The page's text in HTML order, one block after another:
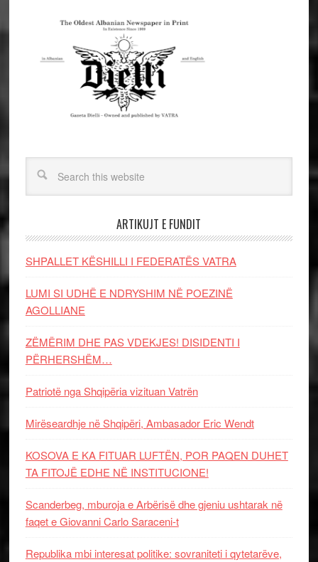
ARTIKUJT E FUNDIT
SHPALLET KËSHILLI I FEDERATËS VATRA
LUMI SI UDHË E NDRYSHIM NË POEZINË
AGOLLIANE
ZËMËRIM DHE PAS VDEKJES! DISIDENTI I
PËRHERSHËM…
Patriotë nga Shqipëria vizituan Vatrën
Mirëseardhje në Shqipëri, Ambasador Eric Wendt
KOSOVA E KA FITUAR LUFTËN, POR PAQEN DUHET
TA FITOJË EDHE NË INSTITUCIONE!
Scanderbeg, mburoja e Arbërisë dhe gjeniu ushtarak në
faqet e Giovanni Carlo Saraceni-t
Republika mbi interesat politike: sovraniteti i qytetarëve,